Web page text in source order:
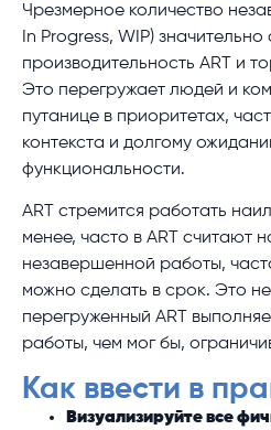
Чрезмерное количество
In Progress, WIP)
производительность ART и
Это перегружает людей и
путанице в приоритетах,
контекста и долгому
функциональности.
ART стремится работать
менее, часто в ART считают
незавершенной работы,
можно сделать в срок. Это
перегруженный ART
работы, чем мог бы,
Как ввести в
Визуализируйте все